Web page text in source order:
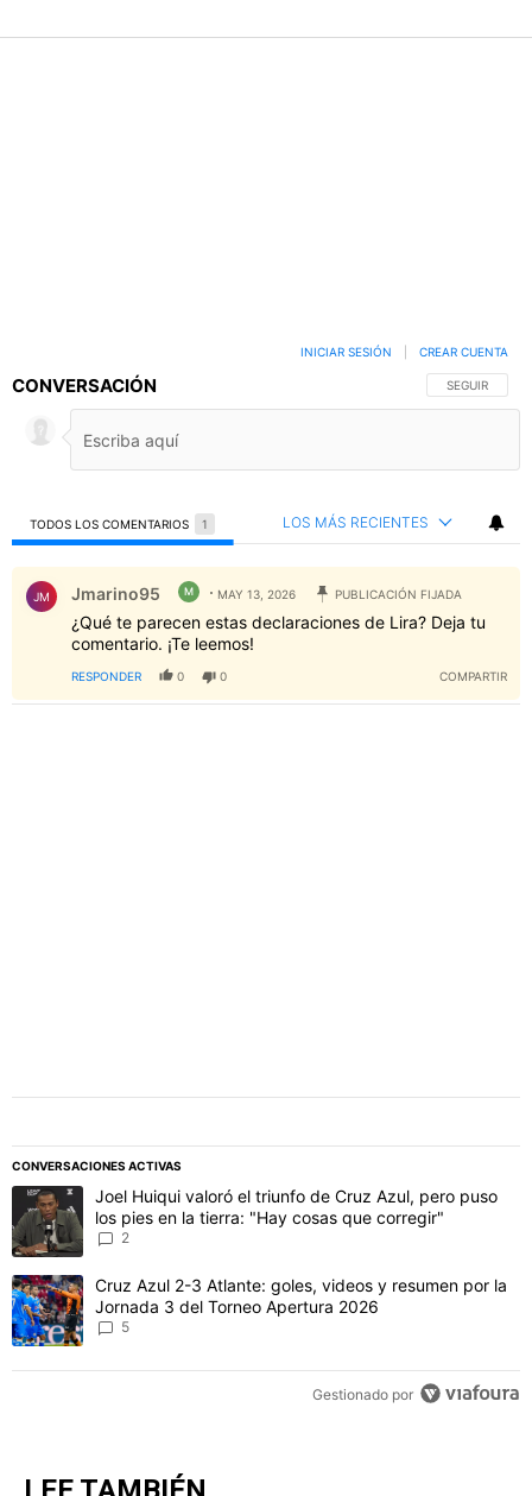
CONVERSACIÓN SIGA ESTA
SEGUIR
INICIAR SESIÓN CREAR CUENTA
TODOS LOS COMENTARIOS 1 LOS MÁS RECIENTES
Todos los comentarios
Comentario de Jmarino95.
JM Jmarino95 M MAY 13, 2026 PUBLICACIÓN FIJADA
¿Qué te parecen estas declaraciones de Lira? Deja tu
comentario. ¡Te leemos!
RESPONDER 0 0 COMPARTIR
CONVERSACIONES ACTIVAS
Este listado muestra los artículos con más comentarios en los
Un artículo de tendencia con el título "Joel Huiqui valoró el
Joel Huiqui valoró el triunfo de Cruz Azul, pero puso
los pies en la tierra: "Hay cosas que corregir"
2
Un artículo de tendencia con el título "Cruz Azul 2-3 Atlante:
Cruz Azul 2-3 Atlante: goles, videos y resumen por la
Jornada 3 del Torneo Apertura 2026
5
Gestionado por